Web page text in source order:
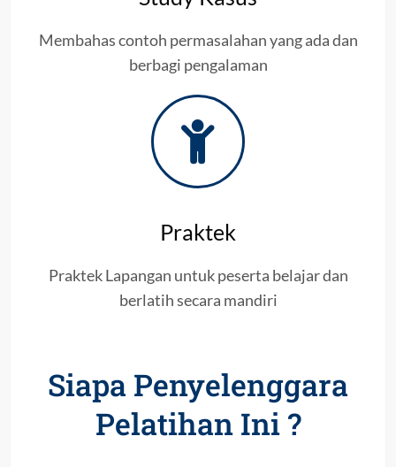
Membahas contoh permasalahan yang ada dan
berbagi pengalaman
Praktek
Praktek Lapangan untuk peserta belajar dan
berlatih secara mandiri
Siapa Penyelenggara
Pelatihan Ini ?